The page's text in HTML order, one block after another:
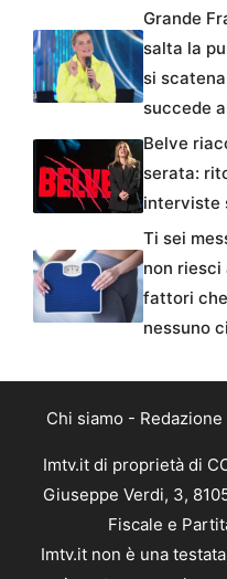
Grande
salta la
si
succede
Belve
serata:
interviste
Ti sei
non riesci
fattori
nessuno
Chi siamo - Redazione
Imtv.it di proprietà di
Giuseppe Verdi, 3,
Fiscale e
Imtv.it non è una